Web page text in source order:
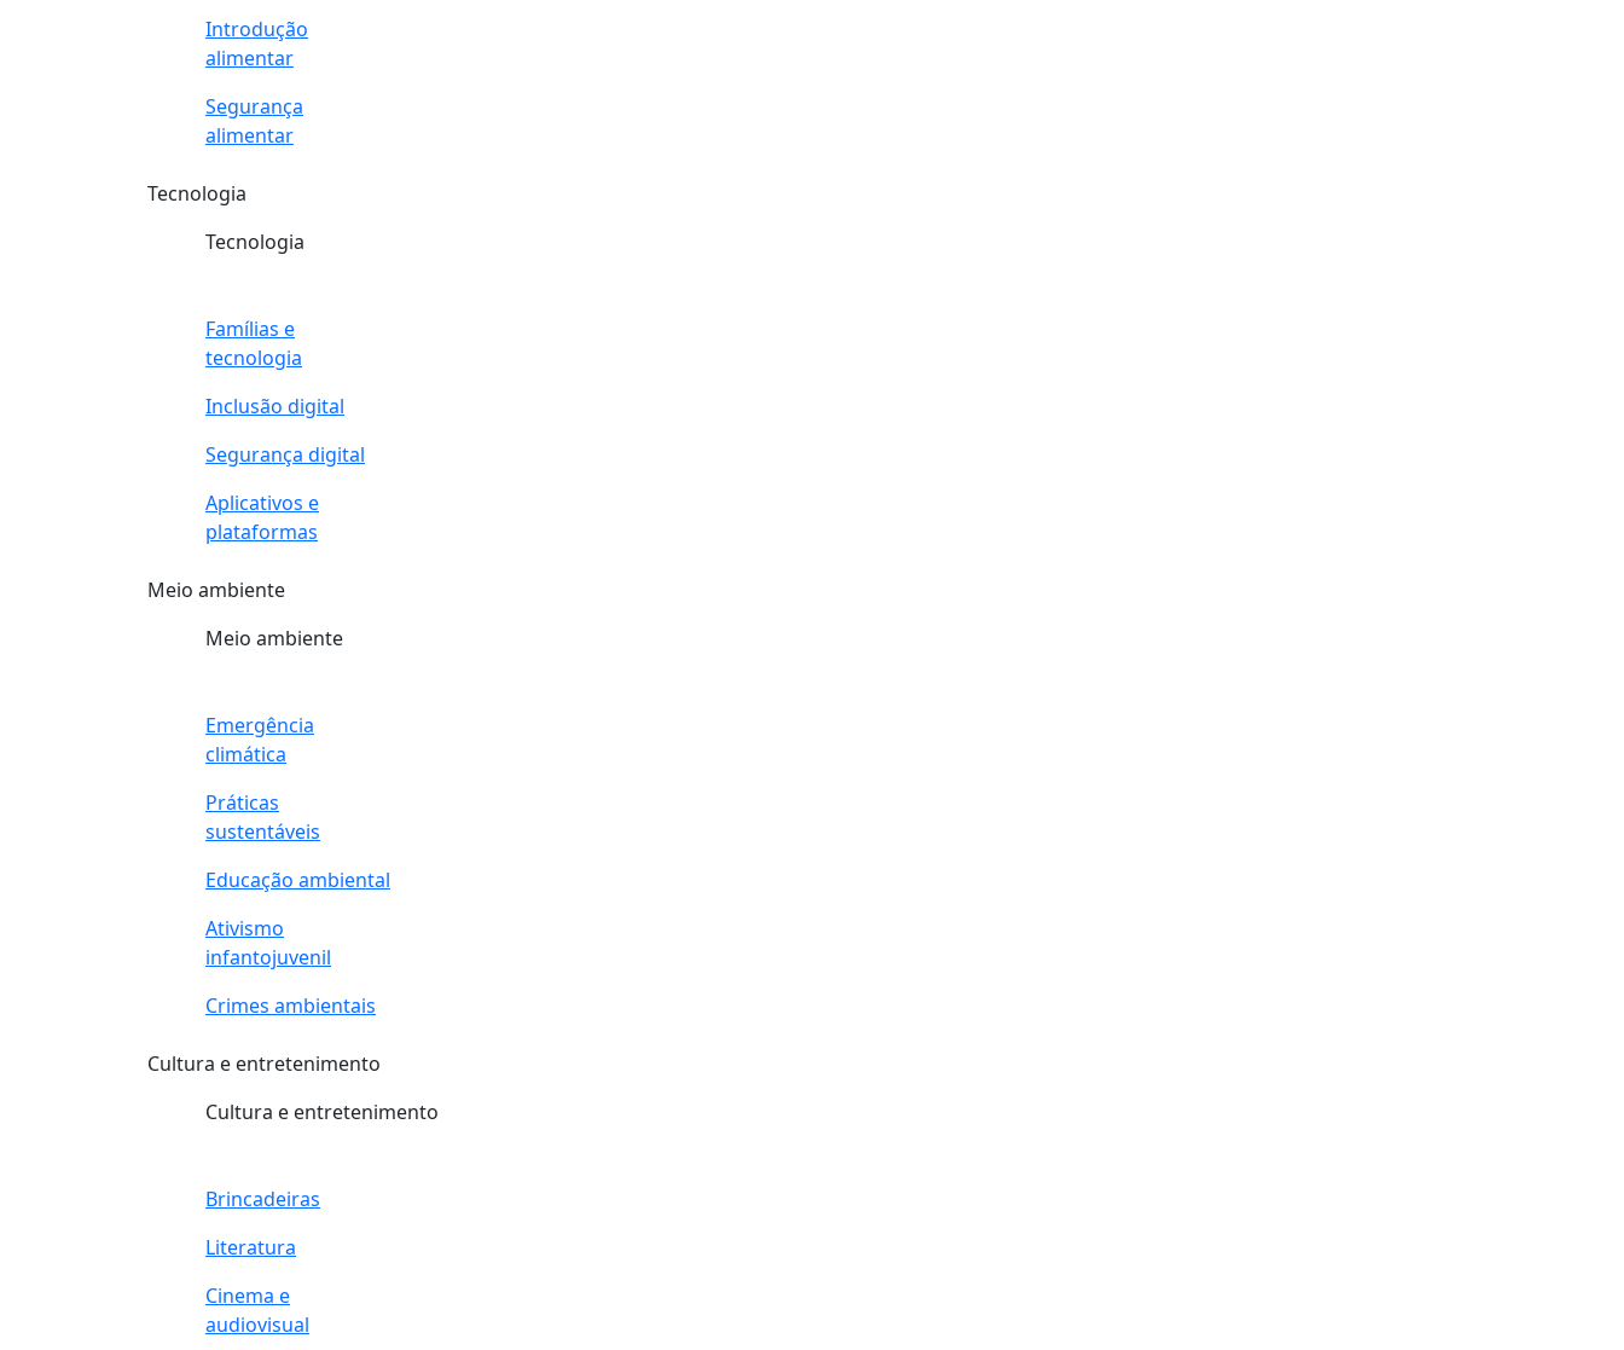
Introdução
alimentar
Segurança
alimentar
Tecnologia
Tecnologia
Famílias e
tecnologia
Inclusão digital
Segurança digital
Aplicativos e
plataformas
Meio ambiente
Meio ambiente
Emergência
climática
Práticas
sustentáveis
Educação ambiental
Ativismo
infantojuvenil
Crimes ambientais
Cultura e entretenimento
Cultura e entretenimento
Brincadeiras
Literatura
Cinema e
audiovisual